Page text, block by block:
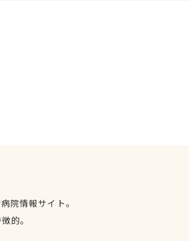
院情報サイト。
的。